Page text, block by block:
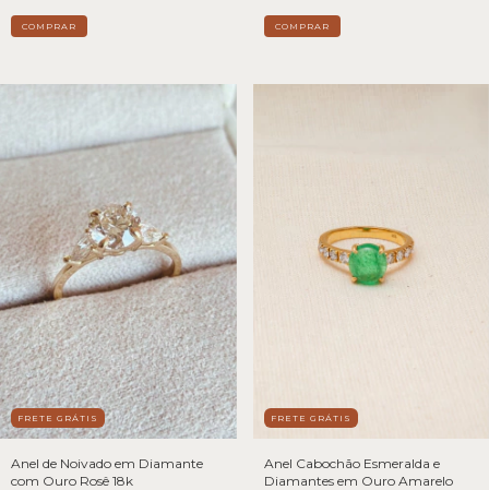
FRETE GRÁTIS
Anel de Noivado em Diamante
com Ouro Rosê 18k
FRETE GRÁTIS
Anel Cabochão Esmeralda e
Diamantes em Ouro Amarelo